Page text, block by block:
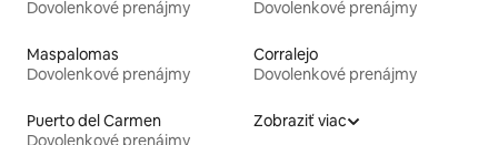
Dovolenkové prenájmy
Dovolenkové prenájmy
Maspalomas
Dovolenkové prenájmy
Corralejo
Dovolenkové prenájmy
Puerto del Carmen
Dovolenkové prenájmy
Zobraziť viac